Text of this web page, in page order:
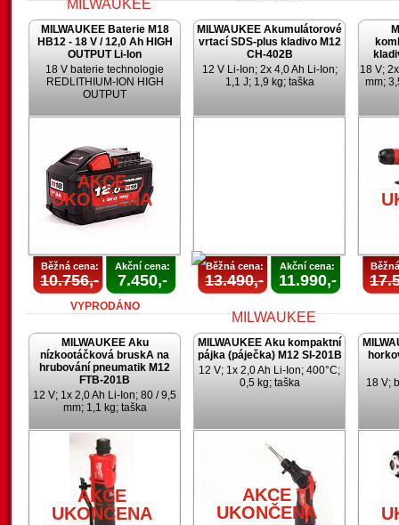
UKONČENA
MILWAUKEE Baterie M18
HB12 - 18 V / 12,0 Ah HIGH
OUTPUT Li-Ion
18 V baterie technologie
REDLITHIUM-ION HIGH
OUTPUT
AKCE
UKONČENA
Běžná cena:
10.756,-
Akční cena:
7.450,-
VYPRODÁNO
MILWAUKEE Akumulátorové
vrtací SDS-plus kladivo M12
CH-402B
12 V Li-Ion; 2x 4,0 Ah Li-Ion;
1,1 J; 1,9 kg; taška
AKCE
UKONČENA
Běžná cena:
13.490,-
Akční cena:
11.990,-
18 V;
mm;
MILWAUKEE Aku
nízkootáčková bruskA na
hrubování pneumatik M12
FTB-201B
12 V; 1x 2,0 Ah Li-Ion; 80 / 9,5
mm; 1,1 kg; taška
AKCE
UKONČENA
MILWAUKEE Aku kompaktní
pájka (páječka) M12 SI-201B
12 V; 1x 2,0 Ah Li-Ion; 400°C;
0,5 kg; taška
AKCE
UKONČENA
18 V;